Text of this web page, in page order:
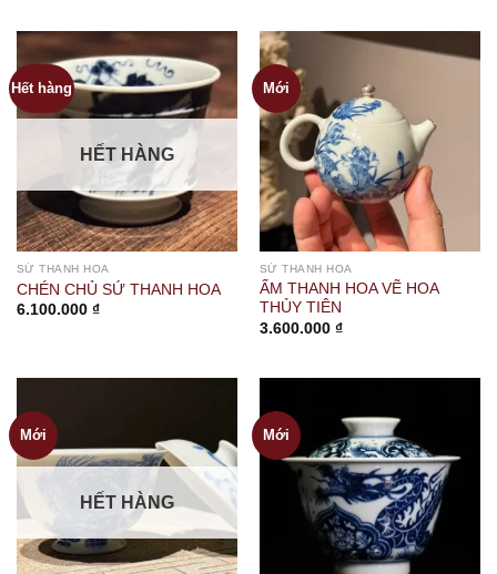
Hết hàng
HẾT HÀNG
SỨ THANH HOA
CHÉN CHỦ SỨ THANH HOA
6.100.000 ₫
Mới
SỨ THANH HOA
ẤM THANH HOA VẼ HOA
THỦY TIÊN
3.600.000 ₫
Mới
HẾT HÀNG
Mới